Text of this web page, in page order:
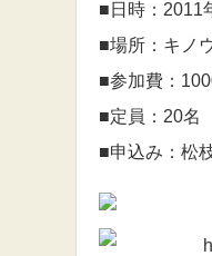
■日時：2011
■場所：キノ
■参加費：
■定員：20名
■申込み：松